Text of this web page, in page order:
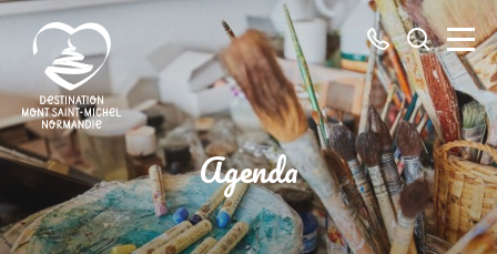
Destination
Mont
Saint-
Michel
Tous
les
numéros
ici
Je
Agenda